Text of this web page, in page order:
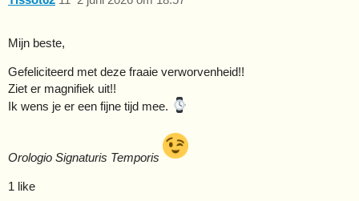
Mijn beste,
Gefeliciteerd met deze fraaie verworvenheid!!
Ziet er magnifiek uit!!
Ik wens je er een fijne tijd mee.
Orologio Signaturis Temporis
1 like